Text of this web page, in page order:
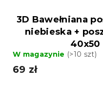
3D Bawełniana
niebieska +
W magazynie (>10 szt)
69 zł